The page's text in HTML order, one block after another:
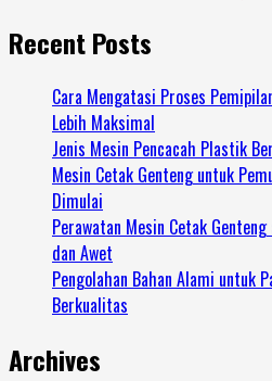
Recent Posts
Cara Mengatasi Proses
Lebih Maksimal
Jenis Mesin Pencacah Plastik
Mesin Cetak Genteng untuk
Dimulai
Perawatan Mesin Cetak
dan Awet
Pengolahan Bahan Alami untuk
Berkualitas
Archives